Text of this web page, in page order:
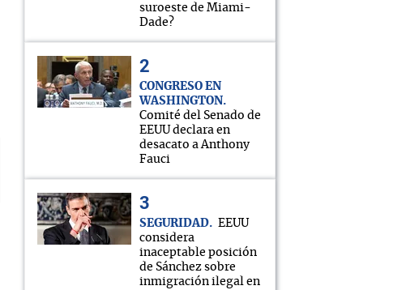
suroeste de Miami-
Dade?
CONGRESO EN
WASHINGTON
Comité del Senado de
EEUU declara en
desacato a Anthony
Fauci
SEGURIDAD
EEUU
considera
inaceptable posición
de Sánchez sobre
inmigración ilegal en